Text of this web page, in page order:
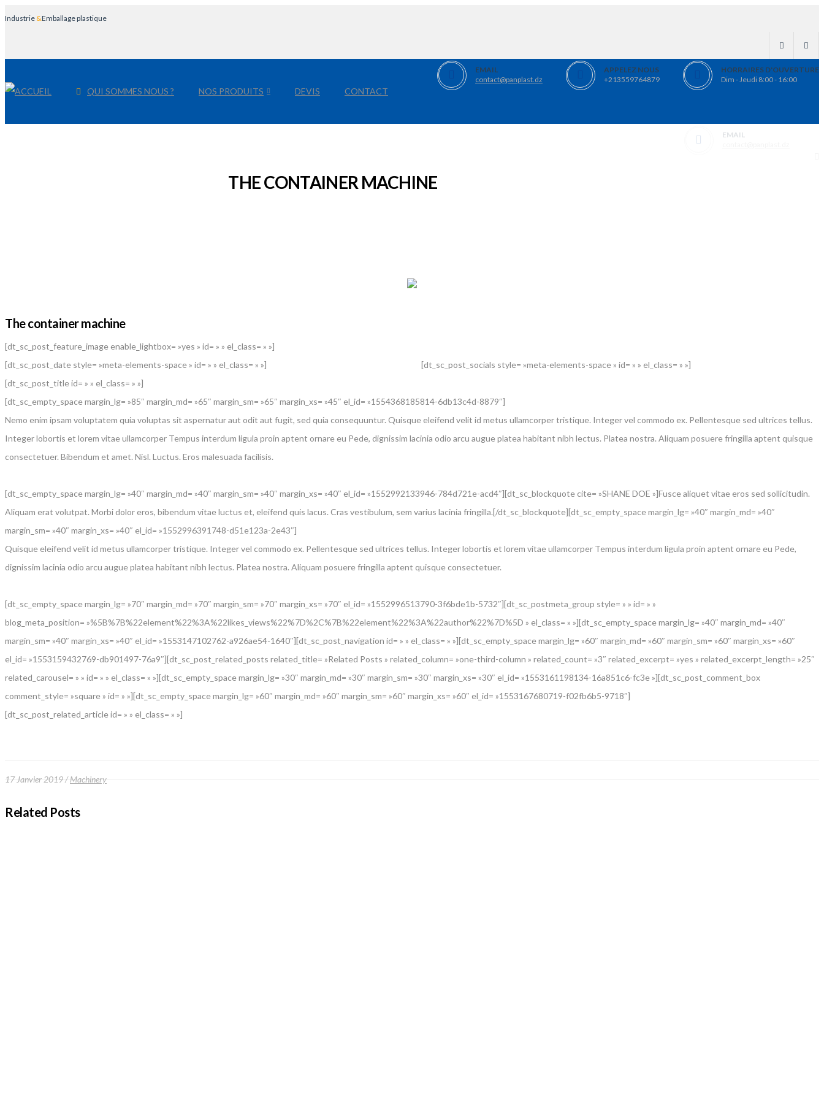
Industrie &Emballage plastique
EMAIL
contact@panplast.dz
APPELEZ NOUS
+213559764879
HORRAIRES D'OUVERTURE
Dim - Jeudi 8:00 - 16:00
ACCUEIL QUI SOMMES NOUS ? NOS PRODUITS DEVIS CONTACT
EMAIL
THE CONTAINER MACHINE
The container machine
[dt_sc_post_feature_image enable_lightbox= »yes » id= » » el_class= » »]
[dt_sc_post_date style= »meta-elements-space » id= » » el_class= » »]
[dt_sc_post_socials style= »meta-elements-space » id= » » el_class= » »]
[dt_sc_post_title id= » » el_class= » »]
[dt_sc_empty_space margin_lg= »85″ margin_md= »65″ margin_sm= »65″ margin_xs= »45″ el_id= »1554368185814-6db13c4d-8879″]
Nemo enim ipsam voluptatem quia voluptas sit aspernatur aut odit aut fugit, sed quia consequuntur. Quisque eleifend velit id metus ullamcorper tristique. Integer vel commodo ex. Pellentesque sed ultrices tellus.
Integer lobortis et lorem vitae ullamcorper Tempus interdum ligula proin aptent ornare eu Pede, dignissim lacinia odio arcu augue platea habitant nibh lectus. Platea nostra. Aliquam posuere fringilla aptent quisque
consectetuer. Bibendum et amet. Nisl. Luctus. Eros malesuada facilisis.
[dt_sc_empty_space margin_lg= »40″ margin_md= »40″ margin_sm= »40″ margin_xs= »40″ el_id= »1552992133946-784d721e-acd4″][dt_sc_blockquote cite= »SHANE DOE »]Fusce aliquet vitae eros sed sollicitudin.
Aliquam erat volutpat. Morbi dolor eros, bibendum vitae luctus et, eleifend quis lacus. Cras vestibulum, sem varius lacinia fringilla.[/dt_sc_blockquote][dt_sc_empty_space margin_lg= »40″ margin_md= »40″
margin_sm= »40″ margin_xs= »40″ el_id= »1552996391748-d51e123a-2e43″]
Quisque eleifend velit id metus ullamcorper tristique. Integer vel commodo ex. Pellentesque sed ultrices tellus. Integer lobortis et lorem vitae ullamcorper Tempus interdum ligula proin aptent ornare eu Pede,
dignissim lacinia odio arcu augue platea habitant nibh lectus. Platea nostra. Aliquam posuere fringilla aptent quisque consectetuer.
[dt_sc_empty_space margin_lg= »70″ margin_md= »70″ margin_sm= »70″ margin_xs= »70″ el_id= »1552996513790-3f6bde1b-5732″][dt_sc_postmeta_group style= » » id= » »
blog_meta_position= »%5B%7B%22element%22%3A%22likes_views%22%7D%2C%7B%22element%22%3A%22author%22%7D%5D » el_class= » »][dt_sc_empty_space margin_lg= »40″ margin_md= »40″
margin_sm= »40″ margin_xs= »40″ el_id= »1553147102762-a926ae54-1640″][dt_sc_post_navigation id= » » el_class= » »][dt_sc_empty_space margin_lg= »60″ margin_md= »60″ margin_sm= »60″ margin_xs= »60″
el_id= »1553159432769-db901497-76a9″][dt_sc_post_related_posts related_title= »Related Posts » related_column= »one-third-column » related_count= »3″ related_excerpt= »yes » related_excerpt_length= »25″
related_carousel= » » id= » » el_class= » »][dt_sc_empty_space margin_lg= »30″ margin_md= »30″ margin_sm= »30″ margin_xs= »30″ el_id= »1553161198134-16a851c6-fc3e »][dt_sc_post_comment_box
comment_style= »square » id= » »][dt_sc_empty_space margin_lg= »60″ margin_md= »60″ margin_sm= »60″ margin_xs= »60″ el_id= »1553167680719-f02fb6b5-9718″]
[dt_sc_post_related_article id= » » el_class= » »]
17 Janvier 2019 Machinery
Related Posts